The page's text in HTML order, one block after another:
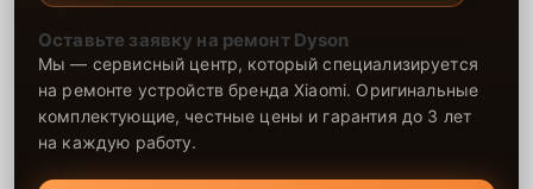
Оставьте заявку на ремонт Dyson
Мы — сервисный центр, который специализируется
на ремонте устройств бренда Xiaomi. Оригинальные
комплектующие, честные цены и гарантия до 3 лет
на каждую работу.